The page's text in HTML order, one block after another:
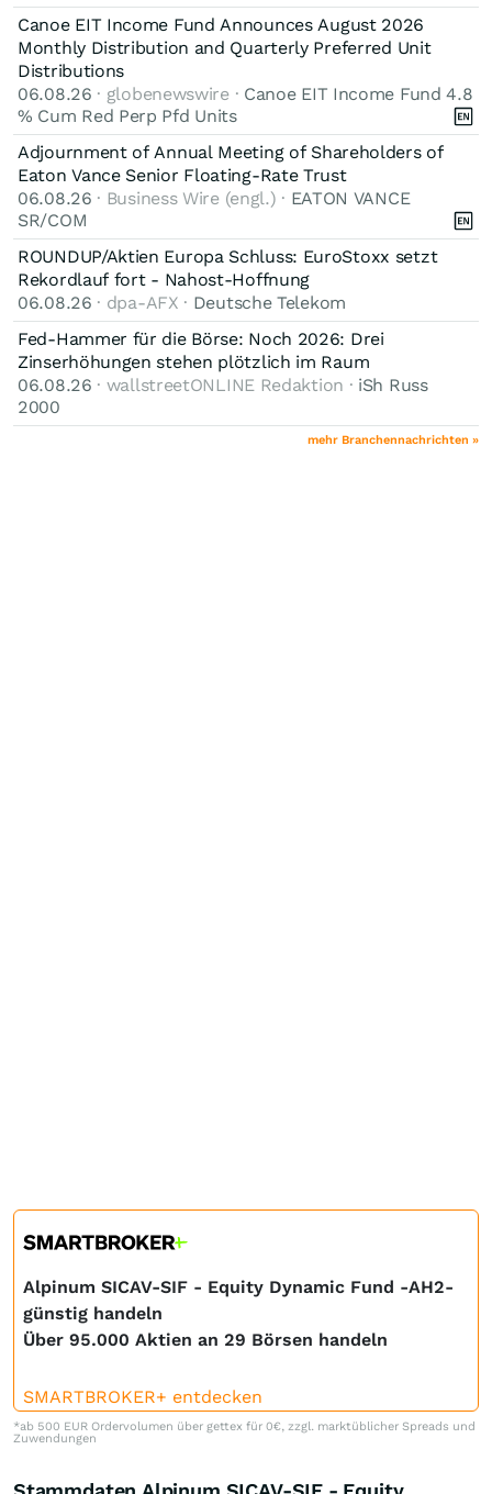
Canoe EIT Income Fund Announces August 2026
Monthly Distribution and Quarterly Preferred Unit
Distributions
06.08.26 · globenewswire · Canoe EIT Income Fund 4.8
% Cum Red Perp Pfd Units
Adjournment of Annual Meeting of Shareholders of
Eaton Vance Senior Floating-Rate Trust
06.08.26 · Business Wire (engl.) · EATON VANCE
SR/COM
ROUNDUP/Aktien Europa Schluss: EuroStoxx setzt
Rekordlauf fort - Nahost-Hoffnung
06.08.26 · dpa-AFX · Deutsche Telekom
Fed-Hammer für die Börse: Noch 2026: Drei
Zinserhöhungen stehen plötzlich im Raum
06.08.26 · wallstreetONLINE Redaktion · iSh Russ
2000
mehr Branchennachrichten »
Alpinum SICAV-SIF - Equity Dynamic Fund -AH2-
günstig handeln
Über 95.000 Aktien an 29 Börsen handeln
SMARTBROKER+ entdecken
*ab 500 EUR Ordervolumen über gettex für 0€, zzgl. marktüblicher Spreads und
Zuwendungen